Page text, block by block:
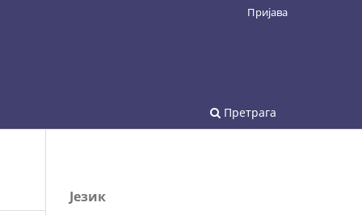
Претрага
Пријава
Језик